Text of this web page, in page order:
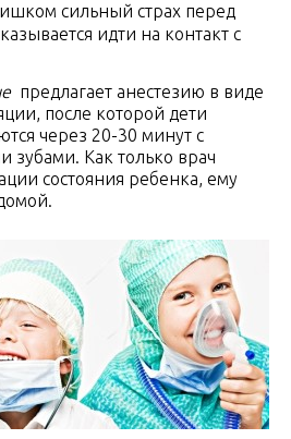
сильный страх перед
идти на контакт с
предлагает анестезию в виде
после которой дети
через 20-30 минут с
зубами. Как только врач
состояния ребенка, ему